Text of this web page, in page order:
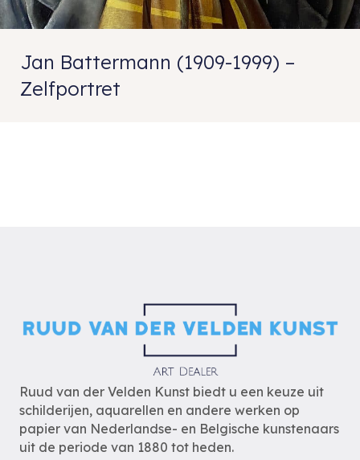
Jan Battermann (1909-1999) –
Zelfportret
Ruud van der Velden Kunst biedt u een keuze uit
schilderijen, aquarellen en andere werken op
papier van Nederlandse- en Belgische kunstenaars
uit de periode van 1880 tot heden.